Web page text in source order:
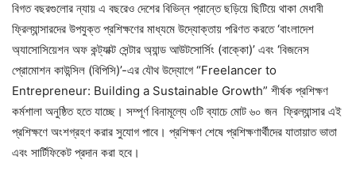
বিগত বছরগুলোর ন্যায় এ বছরেও দেশের বিভিন্ন প্রান্তে ছড়িয়ে ছিটিয়ে থাকা মেধাবী
ফ্রিল্যান্সারদের উপযুক্ত প্রশিক্ষণের মাধ্যমে উদ্যোক্তায় পরিণত করতে ‘বাংলাদেশ
অ্যাসোসিয়েশন অফ কন্ট্যাক্ট সেন্টার অ্যান্ড আউটসোর্সিং (বাক্কো)’ এবং ‘বিজনেস
প্রোমোশন কাউন্সিল (বিপিসি)’-এর যৌথ উদ্যোগে “Freelancer to
Entrepreneur: Building a Sustainable Growth” শীর্ষক প্রশিক্ষণ
কর্মশালা অনুষ্ঠিত হতে যাচ্ছে। সম্পূর্ণ বিনামূল্যে ৩টি ব্যাচে মোট ৬০ জন ফ্রিল্যান্সার এই
প্রশিক্ষণে অংশগ্রহণ করার সুযোগ পাবে। প্রশিক্ষণ শেষে প্রশিক্ষণার্থীদের যাতায়াত ভাতা
এবং সার্টিফিকেট প্রদান করা হবে।